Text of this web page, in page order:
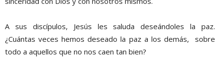
A sus discípulos, Jesús les saluda deseándoles la paz.
¿Cuántas veces hemos deseado la paz a los demás, sobre
todo a aquellos que no nos caen tan bien?